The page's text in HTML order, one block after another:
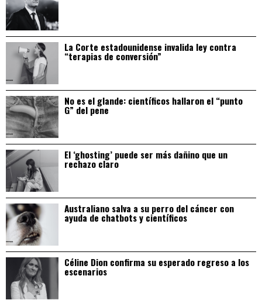
La Corte estadounidense invalida ley contra
“terapias de conversión”
No es el glande: científicos hallaron el “punto
G” del pene
El ‘ghosting’ puede ser más dañino que un
rechazo claro
Australiano salva a su perro del cáncer con
ayuda de chatbots y científicos
Céline Dion confirma su esperado regreso a los
escenarios